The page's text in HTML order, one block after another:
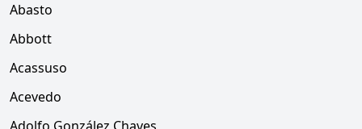
Abasto
Abbott
Acassuso
Acevedo